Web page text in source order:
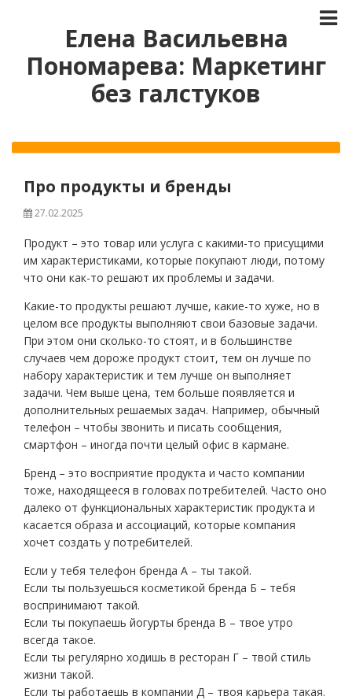
Елена Васильевна
Пономарева: Маркетинг
без галстуков
Про продукты и бренды
27.02.2025
Продукт – это товар или услуга с какими-то присущими
им характеристиками, которые покупают люди, потому
что они как-то решают их проблемы и задачи.
Какие-то продукты решают лучше, какие-то хуже, но в
целом все продукты выполняют свои базовые задачи.
При этом они сколько-то стоят, и в большинстве
случаев чем дороже продукт стоит, тем он лучше по
набору характеристик и тем лучше он выполняет
задачи. Чем выше цена, тем больше появляется и
дополнительных решаемых задач. Например, обычный
телефон – чтобы звонить и писать сообщения,
смартфон – иногда почти целый офис в кармане.
Бренд – это восприятие продукта и часто компании
тоже, находящееся в головах потребителей. Часто оно
далеко от функциональных характеристик продукта и
касается образа и ассоциаций, которые компания
хочет создать у потребителей.
Если у тебя телефон бренда А – ты такой.
Если ты пользуешься косметикой бренда Б – тебя
воспринимают такой.
Если ты покупаешь йогурты бренда В – твое утро
всегда такое.
Если ты регулярно ходишь в ресторан Г – твой стиль
жизни такой.
Если ты работаешь в компании Д – твоя карьера такая.